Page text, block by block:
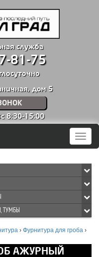
служба
81-75
дом 5
8:30-15:00
Меню
ТУМБЫ
› Фурнитура для гроба ›
АЖУРНЫЙ